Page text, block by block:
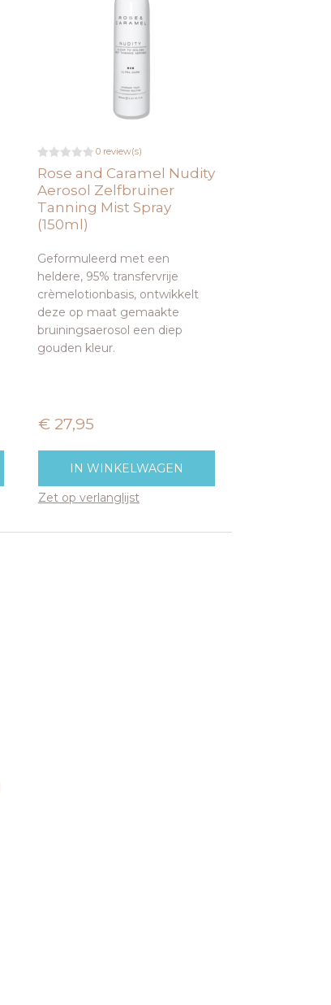
0 review(s)
Rose and Caramel Nudity
Aerosol Zelfbruiner
Tanning Mist Spray
(150ml)
Geformuleerd met een
heldere, 95% transfervrije
crèmelotionbasis, ontwikkelt
deze op maat gemaakte
bruiningsaerosol een diep
gouden kleur.
€ 27,95
IN WINKELWAGEN
Zet op verlanglijst